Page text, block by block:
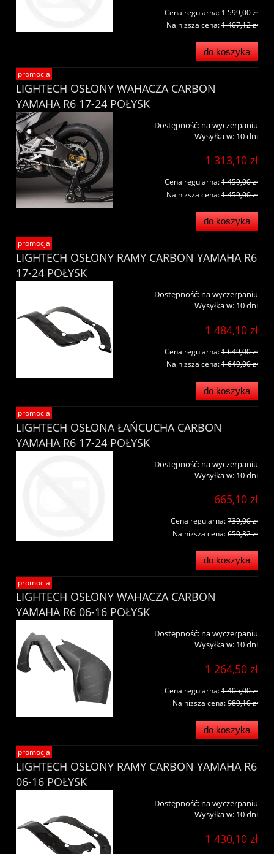
Cena regularna:1 599,00 zł
Najniższa cena:1 407,12 zł
do koszyka
LIGHTECH OSŁONY WAHACZA CARBON
YAMAHA R6 17-24 POŁYSK
Dostępność: na wyczerpaniu
Wysyłka w: 10 dni
1 313,10 zł
Cena regularna:1 459,00 zł
Najniższa cena:1 459,00 zł
do koszyka
promocja
LIGHTECH OSŁONY RAMY CARBON YAMAHA R6
17-24 POŁYSK
Dostępność: na wyczerpaniu
Wysyłka w: 10 dni
1 484,10 zł
Cena regularna:1 649,00 zł
Najniższa cena:1 649,00 zł
do koszyka
promocja
LIGHTECH OSŁONA ŁAŃCUCHA CARBON
YAMAHA R6 17-24 POŁYSK
Dostępność: na wyczerpaniu
Wysyłka w: 10 dni
665,10 zł
Cena regularna:739,00 zł
Najniższa cena:650,32 zł
do koszyka
promocja
LIGHTECH OSŁONY WAHACZA CARBON
YAMAHA R6 06-16 POŁYSK
Dostępność: na wyczerpaniu
Wysyłka w: 10 dni
1 264,50 zł
Cena regularna:1 405,00 zł
Najniższa cena:989,10 zł
do koszyka
promocja
LIGHTECH OSŁONY RAMY CARBON YAMAHA R6
06-16 POŁYSK
Dostępność: na wyczerpaniu
Wysyłka w: 10 dni
1 430,10 zł
promocja